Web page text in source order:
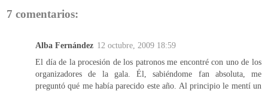
7 comentarios:
Alba Fernández 12 octubre, 2009 18:59
El día de la procesión de los patronos me encontré con uno de los
organizadores de la gala. Él, sabiéndome fan absoluta, me
preguntó qué me había parecido este año. Al principio le mentí un